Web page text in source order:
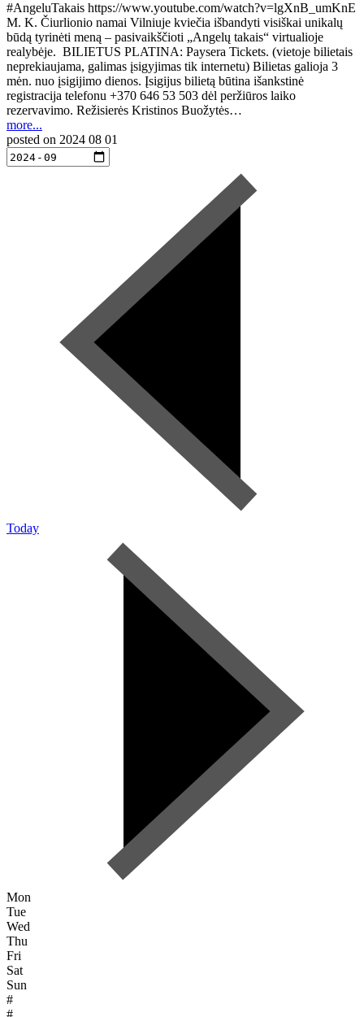
#AngeluTakais https://www.youtube.com/watch?v=lgXnB_umKnE
M. K. Čiurlionio namai Vilniuje kviečia išbandyti visiškai unikalų
būdą tyrinėti meną – pasivaikščioti „Angelų takais“ virtualioje
realybėje. BILIETUS PLATINA: Paysera Tickets. (vietoje bilietais
neprekiaujama, galimas įsigyjimas tik internetu) Bilietas galioja 3
mėn. nuo įsigijimo dienos. Įsigijus bilietą būtina išankstinė
registracija telefonu +370 646 53 503 dėl peržiūros laiko
rezervavimo. Režisierės Kristinos Buožytės…
more...
posted on 2024 08 01
Today
Mon
Tue
Wed
Thu
Fri
Sat
Sun
#
#